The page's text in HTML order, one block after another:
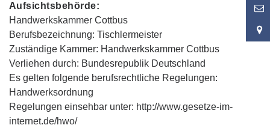
Aufsichtsbehörde:
Handwerkskammer Cottbus
Berufsbezeichnung: Tischlermeister
Zuständige Kammer: Handwerkskammer Cottbus
Verliehen durch: Bundesrepublik Deutschland
Es gelten folgende berufsrechtliche Regelungen:
Handwerksordnung
Regelungen einsehbar unter: http://www.gesetze-im-
internet.de/hwo/